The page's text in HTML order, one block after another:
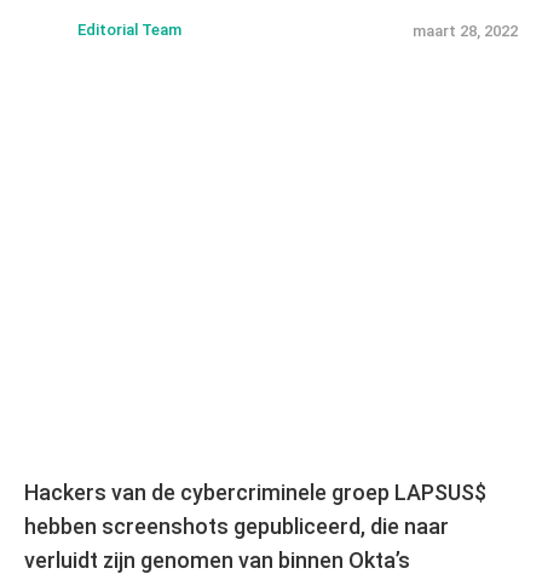
Editorial Team maart 28, 2022
Hackers van de cybercriminele groep LAPSUS$
hebben screenshots gepubliceerd, die naar
verluidt zijn genomen van binnen Okta’s